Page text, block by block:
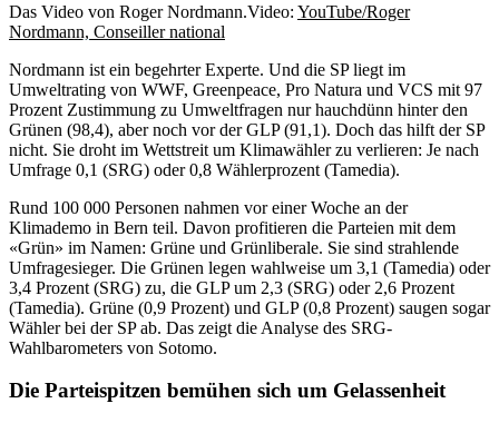
Das Video von Roger Nordmann.Video: YouTube/Roger
Nordmann, Conseiller national
Nordmann ist ein begehrter Experte. Und die SP liegt im
Umweltrating von WWF, Greenpeace, Pro Natura und VCS mit 97
Prozent Zustimmung zu Umweltfragen nur hauchdünn hinter den
Grünen (98,4), aber noch vor der GLP (91,1). Doch das hilft der SP
nicht. Sie droht im Wettstreit um Klimawähler zu verlieren: Je nach
Umfrage 0,1 (SRG) oder 0,8 Wählerprozent (Tamedia).
Rund 100 000 Personen nahmen vor einer Woche an der
Klimademo in Bern teil. Davon profitieren die Parteien mit dem
«Grün» im Namen: Grüne und Grünliberale. Sie sind strahlende
Umfragesieger. Die Grünen legen wahlweise um 3,1 (Tamedia) oder
3,4 Prozent (SRG) zu, die GLP um 2,3 (SRG) oder 2,6 Prozent
(Tamedia). Grüne (0,9 Prozent) und GLP (0,8 Prozent) saugen sogar
Wähler bei der SP ab. Das zeigt die Analyse des SRG-
Wahlbarometers von Sotomo.
Die Parteispitzen bemühen sich um Gelassenheit